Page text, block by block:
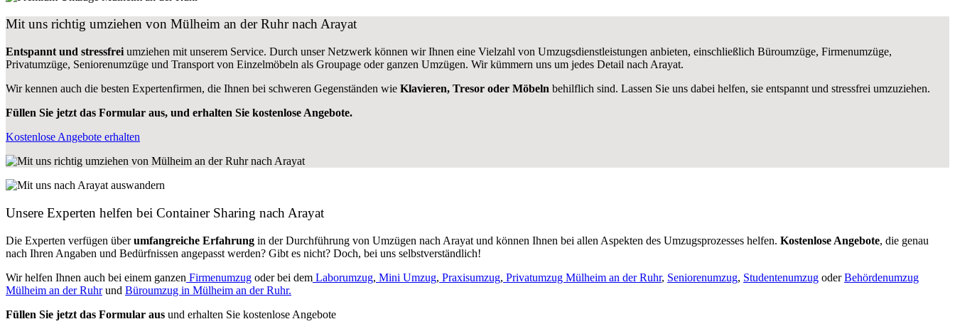
Mit uns richtig umziehen von Mülheim an der Ruhr nach Arayat
Entspannt und stressfrei umziehen mit unserem Service. Durch unser Netzwerk können wir Ihnen eine Vielzahl von Umzugsdienstleistungen anbieten, einschließlich Büroumzüge, Firmenumzüge,
Privatumzüge, Seniorenumzüge und Transport von Einzelmöbeln als Groupage oder ganzen Umzügen. Wir kümmern uns um jedes Detail nach Arayat.
Wir kennen auch die besten Expertenfirmen, die Ihnen bei schweren Gegenständen wie Klavieren, Tresor oder Möbeln behilflich sind. Lassen Sie uns dabei helfen, sie entspannt und stressfrei umzuziehen.
Füllen Sie jetzt das Formular aus, und erhalten Sie kostenlose Angebote.
Kostenlose Angebote erhalten
Unsere Experten helfen bei Container Sharing nach Arayat
Die Experten verfügen überumfangreiche Erfahrung in der Durchführung von Umzügen nach Arayat und können Ihnen bei allen Aspekten des Umzugsprozesses helfen. Kostenlose Angebote, die genau
nach Ihren Angaben und Bedürfnissen angepasst werden? Gibt es nicht? Doch, bei uns selbstverständlich!
Wir helfen Ihnen auch bei einem ganzen Firmenumzug oder bei dem Laborumzug, Mini Umzug, Praxisumzug, Privatumzug Mülheim an der Ruhr, Seniorenumzug, Studentenumzug oderBehördenumzug
Mülheim an der Ruhrund Büroumzug in Mülheim an der Ruhr.
Füllen Sie jetzt das Formular aus und erhalten Sie kostenlose Angebote